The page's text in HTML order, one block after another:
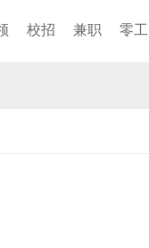
校招 兼职 零工